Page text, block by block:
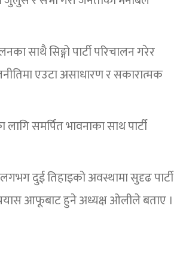
साथै सिङ्गो पार्टी परिचालन गरेर
एउटा असाधारण र सकारात्मक
लागि समर्पित भावनाका साथ पार्टी
दुई तिहाइको अवस्थामा सुदृढ पार्टी
आफूबाट हुने अध्यक्ष ओलीले बताए ।